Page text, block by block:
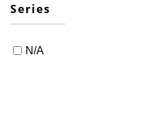
Series
N/A